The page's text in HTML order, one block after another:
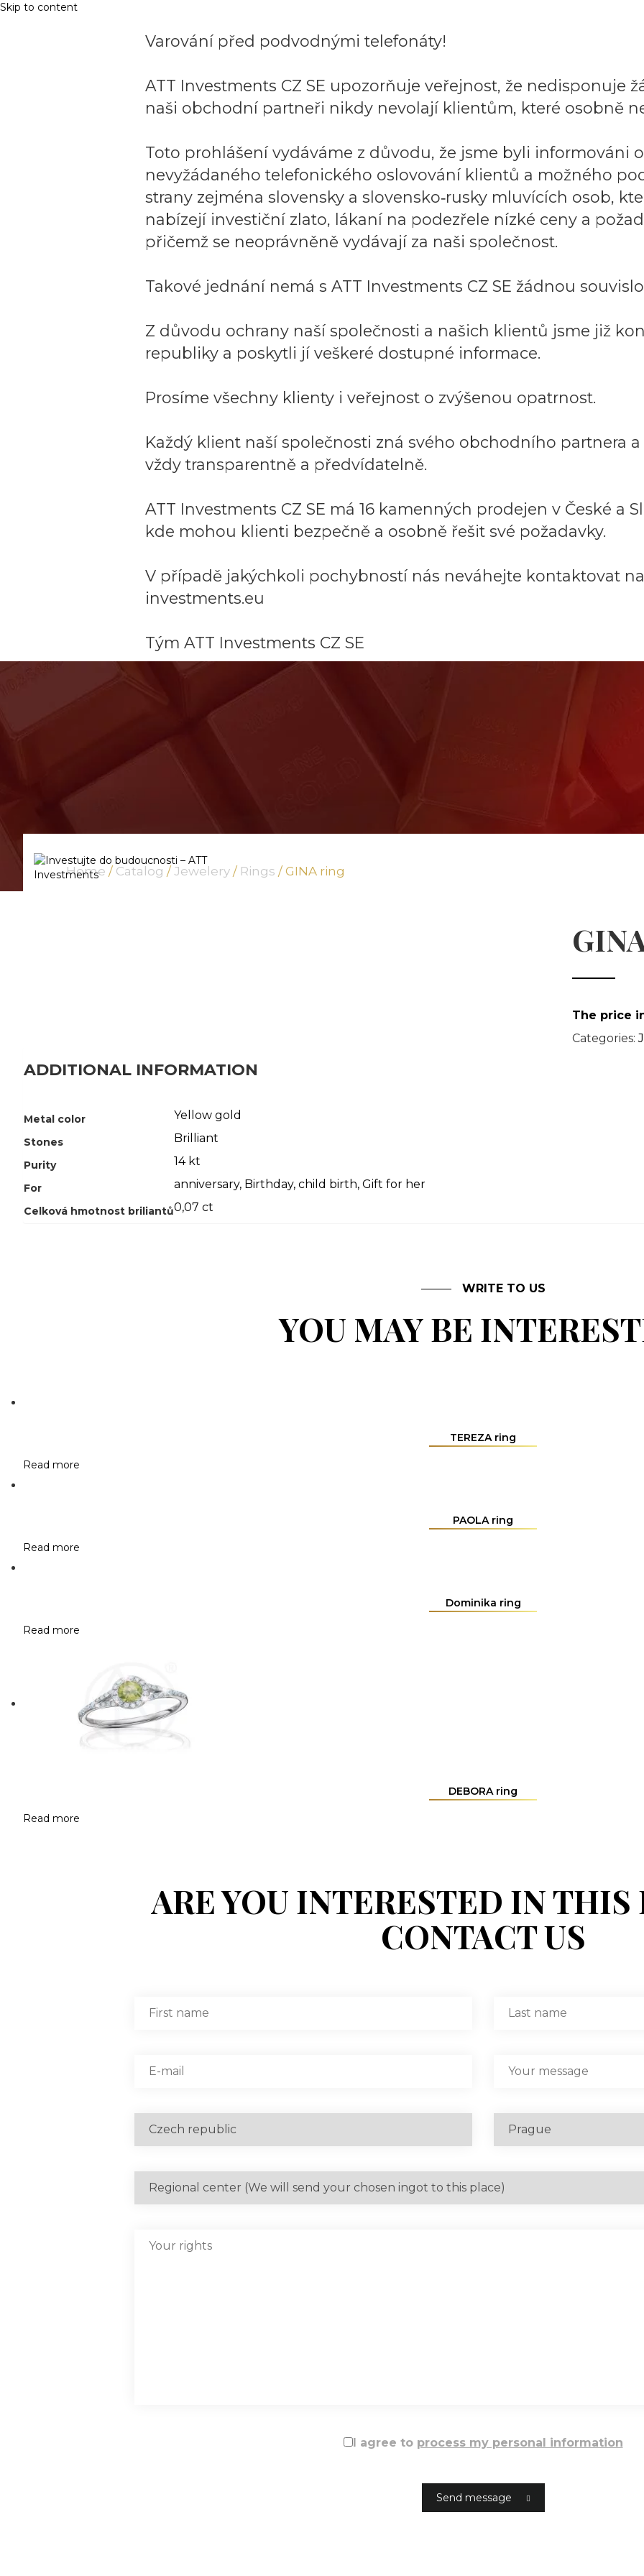
Skip to content
Varování před podvodnými telefonáty!
ATT Investments CZ SE upozorňuje veřejnost, že nedisponuje
naši obchodní partneři nikdy nevolají klientům, které osobně
Toto prohlášení vydáváme z důvodu, že jsme byli informováni
nevyžádaného telefonického oslovování klientů a možného
strany zejména slovensky a slovensko‑rusky mluvících osob,
nabízejí investiční zlato, lákaní na podezřele nízké ceny a
přičemž se neoprávněně vydávají za naši společnost.
Takové jednání nemá s ATT Investments CZ SE žádnou
Z důvodu ochrany naší společnosti a našich klientů jsme již
republiky a poskytli jí veškeré dostupné informace.
Prosíme všechny klienty i veřejnost o zvýšenou opatrnost.
Každý klient naší společnosti zná svého obchodního partnera
vždy transparentně a předvídatelně.
ATT Investments CZ SE má 16 kamenných prodejen v České a
kde mohou klienti bezpečně a osobně řešit své požadavky.
V případě jakýchkoli pochybností nás neváhejte kontaktovat
investments.eu
Tým ATT Investments CZ SE
Home / Catalog / Jewelery / Rings / GINA ring
The price
Categories:
ADDITIONAL INFORMATION
Metal color Yellow gold
Stones Brilliant
Purity 14 kt
For anniversary, Birthday, child birth, Gift for her
Celková hmotnost briliantů0,07 ct
WRITE TO US
YOU MAY BE
TEREZA ring
Read more
PAOLA ring
Read more
Dominika ring
Read more
DEBORA ring
Read more
ARE YOU INTERESTED IN THIS
CONTACT US
I agree to process my personal information
Send message